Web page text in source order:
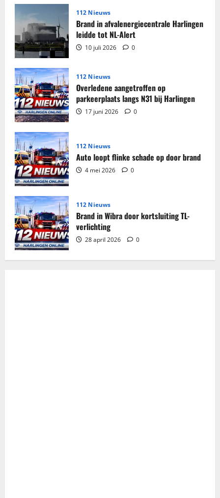
Grote
sigaretten
en
tabak
in
beslag
genomen
in
woning
Harlingen
112 Nieuws
Brand in afvalenergiecentrale Harlingen
leidde tot NL-Alert
10 juli 2026 0
112 Nieuws
Overledene aangetroffen op
parkeerplaats langs N31 bij Harlingen
17 juni 2026 0
112 Nieuws
Auto loopt flinke schade op door brand
4 mei 2026 0
112 Nieuws
Brand in Wibra door kortsluiting TL-
verlichting
28 april 2026 0